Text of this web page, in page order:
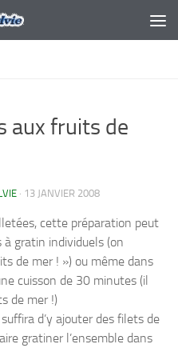
aux fruits de
· 13 JANVIER 2008
cette préparation peut
gratin individuels (on
de mer ! ») ou même dans
cuisson de 30 minutes (il
de mer !)
d’y ajouter des filets de
gratiner l’ensemble dans